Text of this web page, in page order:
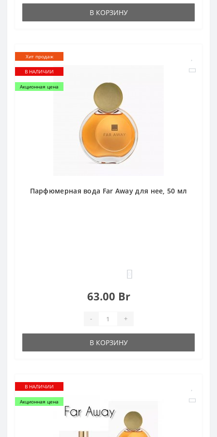
В КОРЗИНУ
Хит продаж
В НАЛИЧИИ
Акционная цена
Парфюмерная вода Far Away для нее, 50 мл
63.00 Br
- +
В КОРЗИНУ
В НАЛИЧИИ
Акционная цена